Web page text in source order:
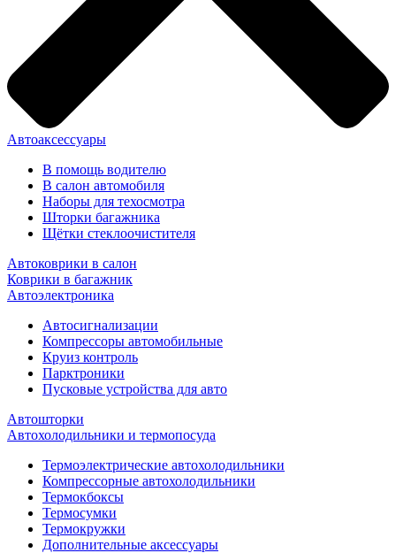
Автоаксессуары
В помощь водителю
В салон автомобиля
Наборы для техосмотра
Шторки багажника
Щётки стеклоочистителя
Автоковрики в салон
Коврики в багажник
Автоэлектроника
Автосигнализации
Компрессоры автомобильные
Круиз контроль
Парктроники
Пусковые устройства для авто
Автошторки
Автохолодильники и термопосуда
Термоэлектрические автохолодильники
Компрессорные автохолодильники
Термокбоксы
Термосумки
Термокружки
Дополнительные аксессуары